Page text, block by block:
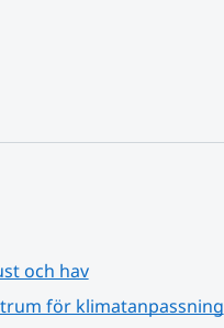
och hav
för klimatanpassning